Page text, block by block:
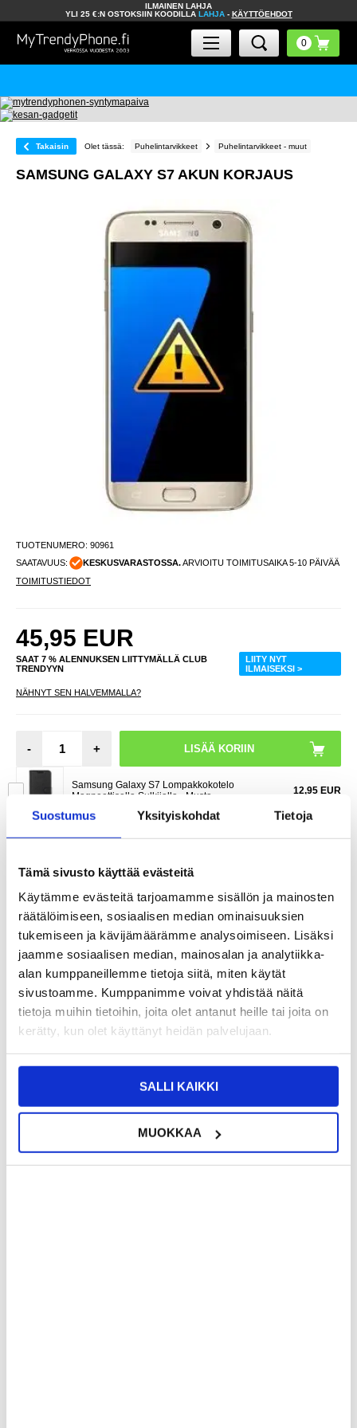
Suostumus Yksityiskohdat Tietoja
Tämä sivusto käyttää evästeitä
Käytämme evästeitä tarjoamamme sisällön ja mainosten
räätälöimiseen, sosiaalisen median ominaisuuksien
tukemiseen ja kävijämäärämme analysoimiseen. Lisäksi
jaamme sosiaalisen median, mainosalan ja analytiikka-
alan kumppaneillemme tietoja siitä, miten käytät
sivustoamme. Kumppanimme voivat yhdistää näitä
tietoja muihin tietoihin, joita olet antanut heille tai joita on
kerätty, kun olet käyttänyt heidän palvelujaan.
SALLI KAIKKI
MUOKKAA
ILMAINEN LAHJA
YLI 25 €:N OSTOKSIIN KOODILLA LAHJA- KÄYTTÖEHDOT
Takaisin Olet tässä: Puhelintarvikkeet Puhelintarvikkeet - muut
SAMSUNG GALAXY S7 AKUN KORJAUS
TUOTENUMERO: 90961
SAATAVUUS:
KESKUSVARASTOSSA.ARVIOITU TOIMITUSAIKA 5-10 PÄIVÄÄ
TOIMITUSTIEDOT
45,95 EUR
SAAT 7 % ALENNUKSEN LIITTYMÄLLÄ CLUB
TRENDYYN
LIITY NYT
ILMAISEKSI >
NÄHNYT SEN HALVEMMALLA?
- +
Samsung Galaxy S7 Lompakkokotelo
Magneettisella Sulkijalla - Musta
12,95 EUR
Kuvaus
Samsung Galaxy S7 -puhelimessasi huono akku?
Jos Samsung Galaxy S7 -puhelimesi akku on heikentynyt tai
vahingoittunut, voimme suorittaa huollon Samsung Galaxy S7 -
puhelimesi akulle. Koska akut kuluvat ajan myötä, ne voi olla
tarpeen vaihtaa.
Ymmärrämme, että akun vioittuminen on sinulle pettymys, joten
hintamme akun huollolle on markkinoiden alhaisin.